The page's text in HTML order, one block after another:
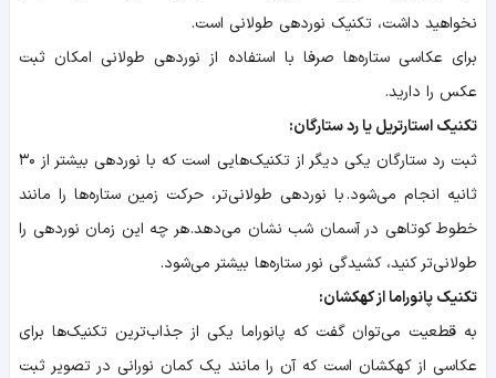
نخواهید داشت، تکنیک نوردهی طولانی است.
برای عکاسی ستاره‌ها صرفا با استفاده از نوردهی طولانی امکان ثبت
عکس را دارید.
تکنیک استارتریل یا رد ستارگان:
ثبت رد ستارگان یکی دیگر از تکنیک‌هایی است که با نوردهی بیشتر از ۳۰
ثانیه انجام می‌شود.با نوردهی طولانی‌تر، حرکت زمین ستاره‌ها را مانند
خطوط کوتاهی در آسمان شب نشان می‌دهد.هر چه این زمان نوردهی را
طولانی‌تر کنید، کشیدگی نور ستاره‌ها بیشتر می‌شود.
تکنیک پانوراما از کهکشان:
به قطعیت می‌توان گفت که پانوراما یکی از جذاب‌ترین تکنیک‌ها برای
عکاسی از کهکشان است که آن را مانند یک کمان نورانی در تصویر ثبت